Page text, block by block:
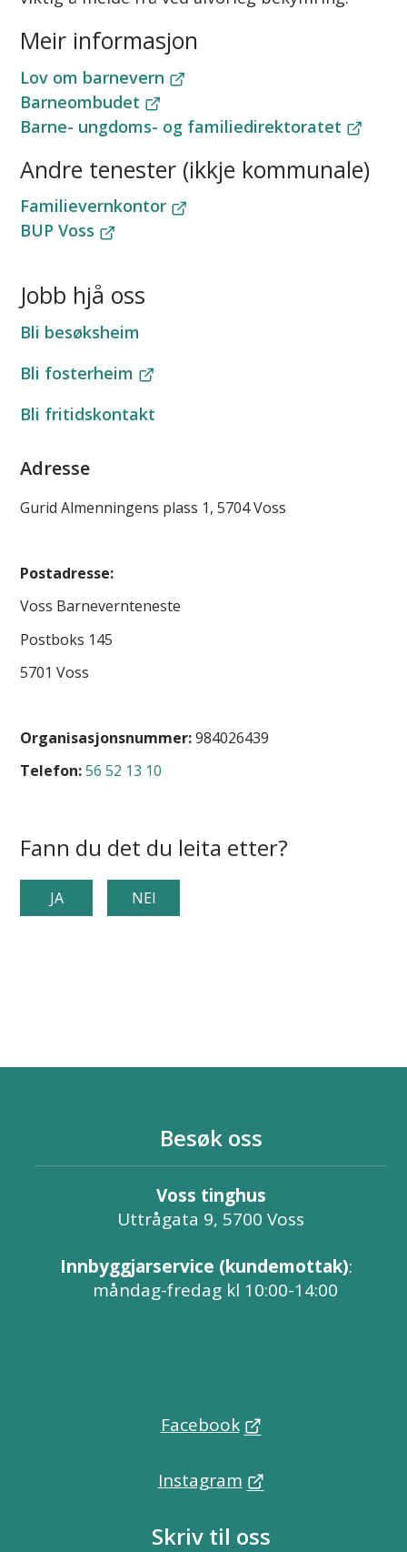
Meir informasjon
Lov om barnevern
Barneombudet
Barne- ungdoms- og familiedirektoratet
Andre tenester (ikkje kommunale)
Familievernkontor
BUP Voss
Jobb hjå oss
Bli besøksheim
Bli fosterheim
Bli fritidskontakt
Adresse
Gurid Almenningens plass 1, 5704 Voss
Postadresse:
Voss Barnevernteneste
Postboks 145
5701 Voss
Organisasjonsnummer:984026439
Telefon:56 52 13 10
Fann du det du leita etter?
JA NEI
Besøk oss
Voss tinghus
Uttrågata 9, 5700 Voss
Innbyggjarservice (kundemottak):
måndag-fredag kl 10:00-14:00
Facebook
Instagram
Skriv til oss